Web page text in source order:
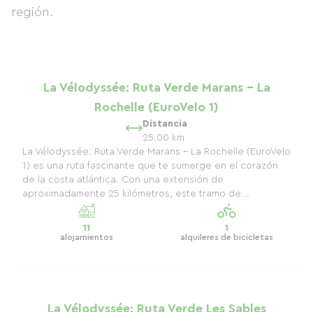
región.
La Vélodyssée: Ruta Verde Marans - La
Rochelle (EuroVelo 1)
Distancia
25.00 km
La Vélodyssée: Ruta Verde Marans - La Rochelle (EuroVelo
1) es una ruta fascinante que te sumerge en el corazón
de la costa atlántica. Con una extensión de
aproximadamente 25 kilómetros, este tramo de...
11
alojamientos
1
alquileres de bicicletas
La Vélodyssée: Ruta Verde Les Sables